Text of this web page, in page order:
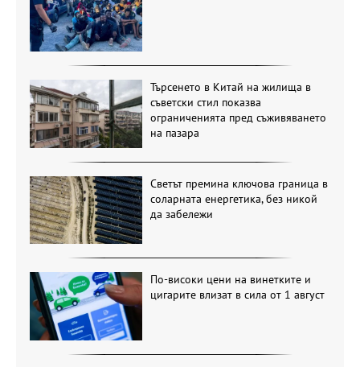
Търсенето в Китай на жилища в
съветски стил показва
ограниченията пред съживяването
на пазара
Светът премина ключова граница в
соларната енергетика, без никой
да забележи
По-високи цени на винетките и
цигарите влизат в сила от 1 август